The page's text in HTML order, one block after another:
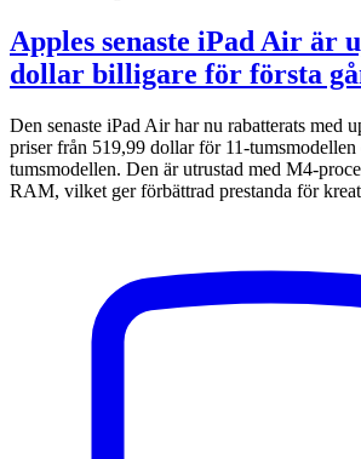
Apples senaste iPad Air är
dollar billigare för första
Den senaste iPad Air har nu rabatterats med
priser från 519,99 dollar för 11-
tumsmodellen. Den är utrustad med M4-
RAM, vilket ger förbättrad prestanda för